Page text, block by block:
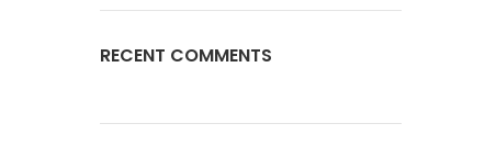
RECENT COMMENTS